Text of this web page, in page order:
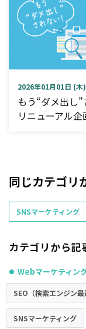
2026年01月01日 (
もう“ダメ出し
リニューアル
同じカテゴリ
SNSマーケティング
カテゴリから記
● Webマーケティン
SEO（検索エンジン最
SNSマーケティング